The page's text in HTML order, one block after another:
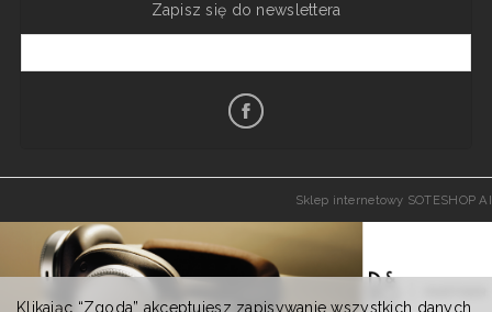
Zapisz się do newslettera
Sklep internetowy SOTESHOP AI
Klikając “Zgoda” akceptujesz zapisywanie wszystkich danych